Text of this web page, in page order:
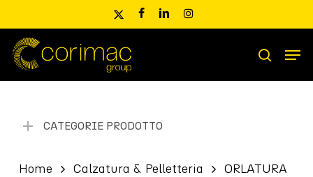
main
content
x-
facebooklinkedininstagram
Ricerca
prodotti
search
CATEGORIE PRODOTTO
Home Calzatura & Pelletteria
ORLATURA